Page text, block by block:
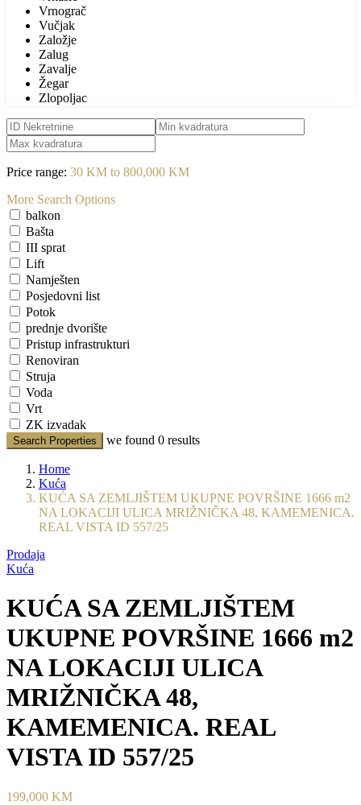
Vrnograč
Vučjak
Založje
Zalug
Zavalje
Žegar
Zlopoljac
Price range: 30 KM to 800,000 KM
More Search Options
balkon
Bašta
III sprat
Lift
Namješten
Posjedovni list
Potok
prednje dvorište
Pristup infrastrukturi
Renoviran
Struja
Voda
Vrt
ZK izvadak
Search Properties we found 0 results
Home
Kuća
KUĆA SA ZEMLJIŠTEM UKUPNE POVRŠINE 1666 m2
NA LOKACIJI ULICA MRIŽNIČKA 48, KAMEMENICA.
REAL VISTA ID 557/25
Prodaja
Kuća
KUĆA SA ZEMLJIŠTEM
UKUPNE POVRŠINE 1666 m2
NA LOKACIJI ULICA
MRIŽNIČKA 48,
KAMEMENICA. REAL
VISTA ID 557/25
199,000 KM